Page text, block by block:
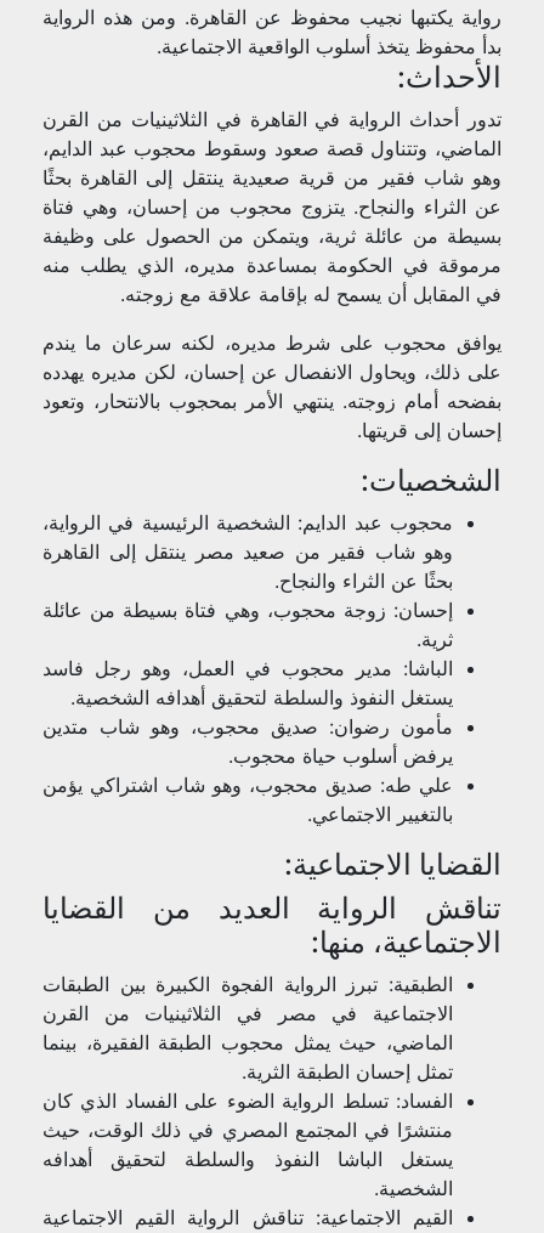
رواية يكتبها نجيب محفوظ عن القاهرة. ومن هذه الرواية
بدأ محفوظ يتخذ أسلوب الواقعية الاجتماعية.
الأحداث:
تدور أحداث الرواية في القاهرة في الثلاثينيات من القرن
الماضي، وتتناول قصة صعود وسقوط محجوب عبد الدايم،
وهو شاب فقير من قرية صعيدية ينتقل إلى القاهرة بحثًا
عن الثراء والنجاح. يتزوج محجوب من إحسان، وهي فتاة
بسيطة من عائلة ثرية، ويتمكن من الحصول على وظيفة
مرموقة في الحكومة بمساعدة مديره، الذي يطلب منه
في المقابل أن يسمح له بإقامة علاقة مع زوجته.
يوافق محجوب على شرط مديره، لكنه سرعان ما يندم
على ذلك، ويحاول الانفصال عن إحسان، لكن مديره يهدده
بفضحه أمام زوجته. ينتهي الأمر بمحجوب بالانتحار، وتعود
إحسان إلى قريتها.
الشخصيات:
محجوب عبد الدايم: الشخصية الرئيسية في الرواية،
وهو شاب فقير من صعيد مصر ينتقل إلى القاهرة
بحثًا عن الثراء والنجاح.
إحسان: زوجة محجوب، وهي فتاة بسيطة من عائلة
ثرية.
الباشا: مدير محجوب في العمل، وهو رجل فاسد
يستغل النفوذ والسلطة لتحقيق أهدافه الشخصية.
مأمون رضوان: صديق محجوب، وهو شاب متدين
يرفض أسلوب حياة محجوب.
علي طه: صديق محجوب، وهو شاب اشتراكي يؤمن
بالتغيير الاجتماعي.
القضايا الاجتماعية:
تناقش الرواية العديد من القضايا
الاجتماعية، منها:
الطبقية: تبرز الرواية الفجوة الكبيرة بين الطبقات
الاجتماعية في مصر في الثلاثينيات من القرن
الماضي، حيث يمثل محجوب الطبقة الفقيرة، بينما
تمثل إحسان الطبقة الثرية.
الفساد: تسلط الرواية الضوء على الفساد الذي كان
منتشرًا في المجتمع المصري في ذلك الوقت، حيث
يستغل الباشا النفوذ والسلطة لتحقيق أهدافه
الشخصية.
القيم الاجتماعية: تناقش الرواية القيم الاجتماعية